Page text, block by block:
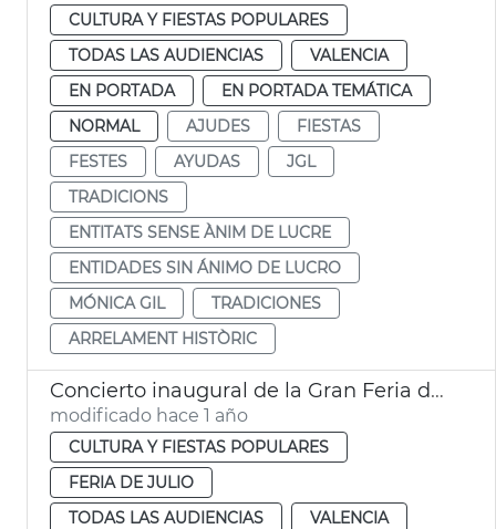
CULTURA Y FIESTAS POPULARES
TODAS LAS AUDIENCIAS
VALENCIA
EN PORTADA
EN PORTADA TEMÁTICA
NORMAL
AJUDES
FIESTAS
FESTES
AYUDAS
JGL
TRADICIONS
ENTITATS SENSE ÀNIM DE LUCRE
ENTIDADES SIN ÁNIMO DE LUCRO
MÓNICA GIL
TRADICIONES
ARRELAMENT HISTÒRIC
Concierto inaugural de la Gran Feria de València
modificado hace 1 año
CULTURA Y FIESTAS POPULARES
FERIA DE JULIO
TODAS LAS AUDIENCIAS
VALENCIA